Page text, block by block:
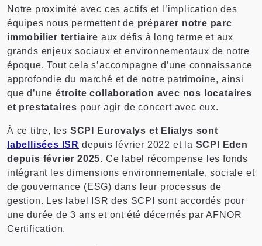
Notre proximité avec ces actifs et l’implication des
équipes nous permettent de préparer notre parc
immobilier tertiaire aux défis à long terme et aux
grands enjeux sociaux et environnementaux de notre
époque. Tout cela s’accompagne d’une connaissance
approfondie du marché et de notre patrimoine, ainsi
que d’uneétroite collaboration avec nos locataires
et prestataires pour agir de concert avec eux.
À ce titre, les SCPI Eurovalys et Elialys sont
labellisées ISR depuis février 2022 et la SCPI Eden
depuis février 2025. Ce label récompense les fonds
intégrant les dimensions environnementale, sociale et
de gouvernance (ESG) dans leur processus de
gestion. Les label ISR des SCPI sont accordés pour
une durée de 3 ans et ont été décernés par AFNOR
Certification.